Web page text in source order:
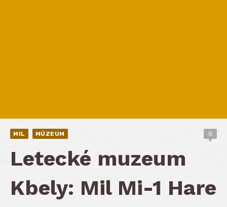
MIL MÚZEUM 0
Letecké muzeum
Kbely: Mil Mi-1 Hare